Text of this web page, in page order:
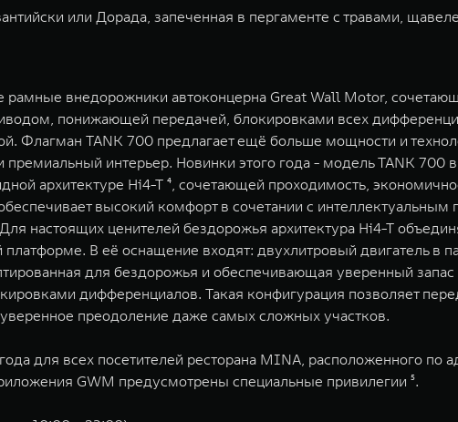
или Дорада, запеченная в пергаменте с травами,
внедорожники автоконцерна Great Wall Motor,
понижающей передачей, блокировками всех
Флагман TANK 700 предлагает ещё больше мощности и
интерьер. Новинки этого года - модель TANK 700
архитектуре Hi4-T ⁴, сочетающей проходимость,
высокий комфорт в сочетании с
настоящих ценителей бездорожья архитектура Hi4-T
В её оснащение входят: двухлитровый двигатель в
для бездорожья и обеспечивающая уверенный
дифференциалов. Такая конфигурация позволяет
преодоление даже самых сложных участков.
для всех посетителей ресторана MINA, расположенного по
GWM предусмотрены специальные привилегии ⁵.